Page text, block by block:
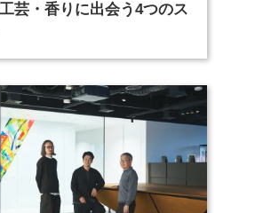
芸・香りに出会う4つのス